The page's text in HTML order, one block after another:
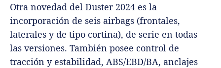
Otra novedad del Duster 2024 es la
incorporación de seis airbags (frontales,
laterales y de tipo cortina), de serie en todas
las versiones. También posee control de
tracción y estabilidad, ABS/EBD/BA, anclajes